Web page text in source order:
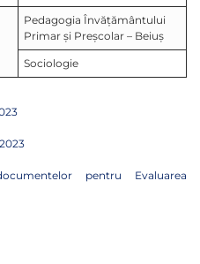
Pedagogia Învățământului
Primar și Preșcolar – Beiuș
Sociologie
pentru Evaluarea